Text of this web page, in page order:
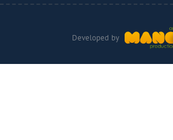
Developed by